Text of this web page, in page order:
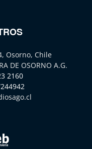
Osorno, Chile
DE OSORNO A.G.
2160